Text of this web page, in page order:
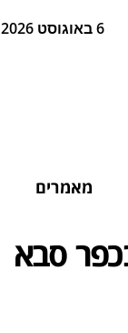
6 באוגוסט 2026 1:45
מאמרים
סבא